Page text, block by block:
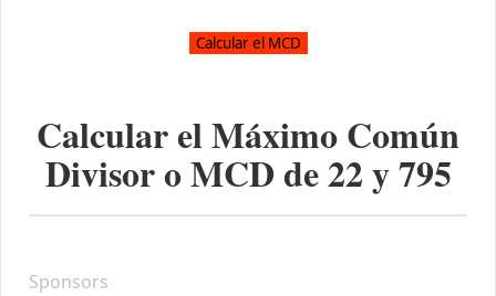
Calcular el Máximo Común
Divisor o MCD de22y795
Sponsors